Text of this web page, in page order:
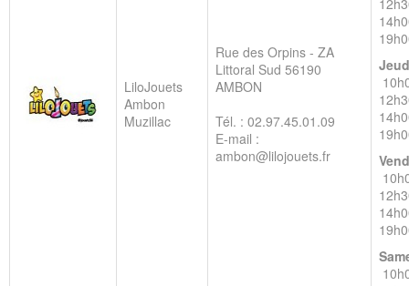
LiloJouets
Ambon
Muzillac
Rue des Orpins - ZA
Littoral Sud 56190
AMBON
Tél. : 02.97.45.01.09
E-mail :
ambon@lilojouets.fr